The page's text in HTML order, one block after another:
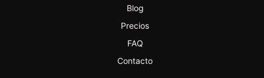
Blog
Precios
FAQ
Contacto